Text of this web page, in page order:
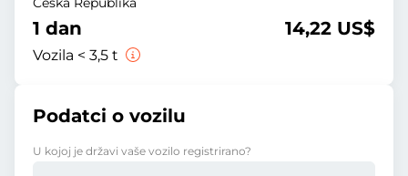
1 dan
Vozila < 3,5 t
14,22 US$
Podatci o vozilu
U kojoj je državi vaše vozilo registrirano?